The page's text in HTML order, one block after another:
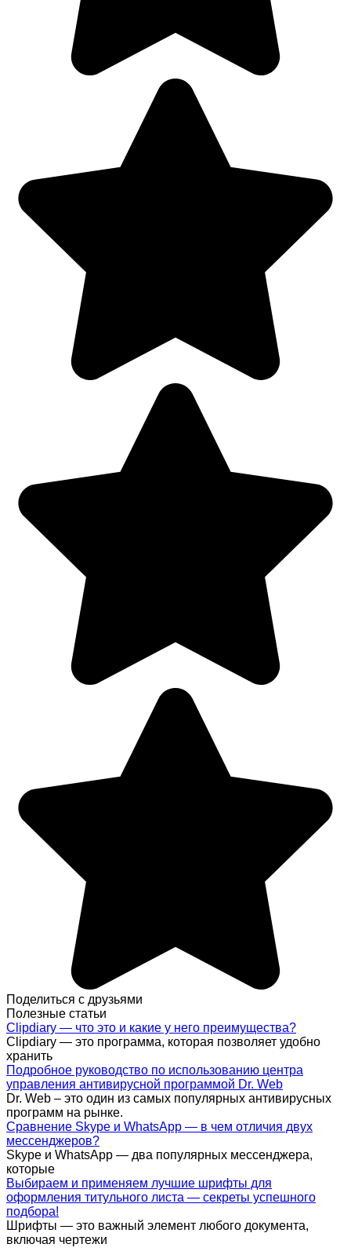
Поделиться с друзьями
Полезные статьи
Clipdiary — что это и какие у него преимущества?
Clipdiary — это программа, которая позволяет удобно
хранить
Подробное руководство по использованию центра
управления антивирусной программой Dr. Web
Dr. Web – это один из самых популярных антивирусных
программ на рынке.
Сравнение Skype и WhatsApp — в чем отличия двух
мессенджеров?
Skype и WhatsApp — два популярных мессенджера,
которые
Выбираем и применяем лучшие шрифты для
оформления титульного листа — секреты успешного
подбора!
Шрифты — это важный элемент любого документа,
включая чертежи